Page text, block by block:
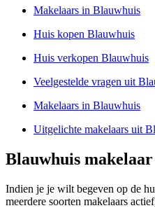
Makelaars in Blauwhuis
Huis kopen Blauwhuis
Huis verkopen Blauwhuis
Veelgestelde vragen uit
Makelaars in Blauwhuis
Uitgelichte makelaars uit
Blauwhuis makelaar
Indien je je wilt begeven op de
meerdere soorten makelaars